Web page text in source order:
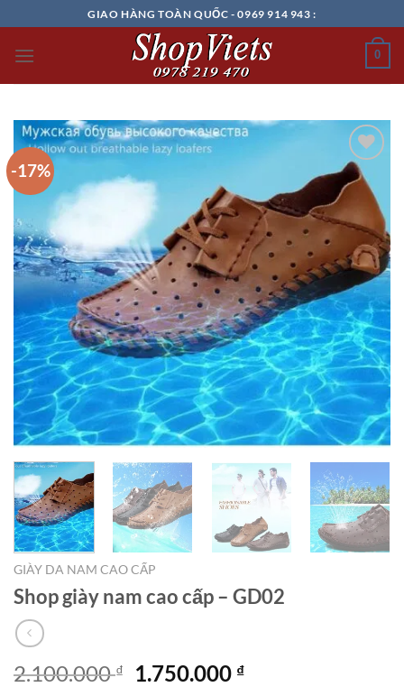
đến
nội
GIAO HÀNG TOÀN QUỐC - 0969 914 943 :
0
-17%
Add to
wishlist
GIÀY DA NAM CAO CẤP
Shop giày nam cao cấp – GD02
2.100.000₫
Giá
1.750.000 ₫Giá